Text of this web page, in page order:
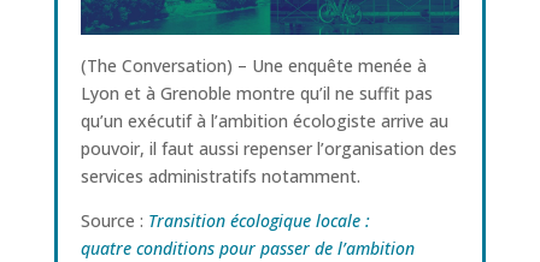
(The Conversation) – Une enquête menée à
Lyon et à Grenoble montre qu’il ne suffit pas
qu’un exécutif à l’ambition écologiste arrive au
pouvoir, il faut aussi repenser l’organisation des
services administratifs notamment.
Source : Transition écologique locale :
quatre conditions pour passer de l’ambition